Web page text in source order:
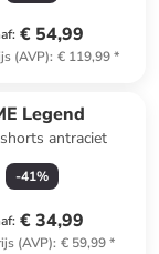
: € 54,99
(AVP): € 119,99*
Legend
antraciet
-41%
: € 34,99
(AVP): € 59,99*